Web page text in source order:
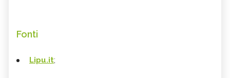
Fonti
Lipu.it;